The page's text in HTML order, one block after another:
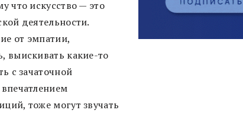
что искусство — это
деятельности.
от эмпатии,
выискивать какие-то
с зачаточной
тоже могут звучать